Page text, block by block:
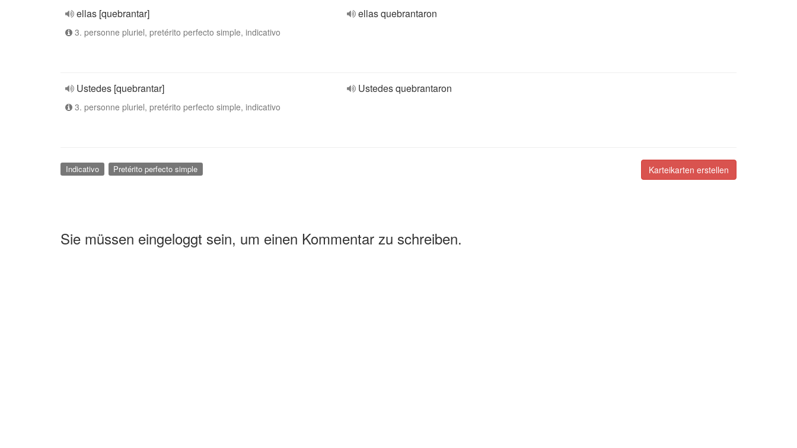
ellas [quebrantar]
3. personne pluriel, pretérito perfecto simple, indicativo
ellas quebrantaron
Ustedes [quebrantar]
3. personne pluriel, pretérito perfecto simple, indicativo
Ustedes quebrantaron
Karteikarten erstellen
Indicativo Pretérito perfecto simple
Sie müssen eingeloggt sein, um einen Kommentar zu schreiben.